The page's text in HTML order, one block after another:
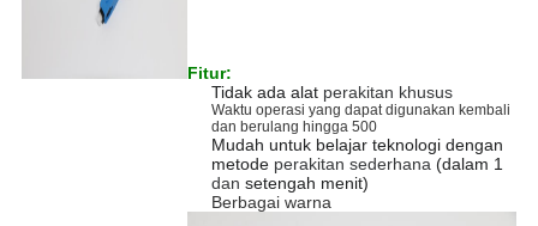
Fitur:
Tidak ada alat perakitan khusus
Waktu operasi yang dapat digunakan kembali
dan berulang hingga 500
Mudah untuk belajar teknologi dengan
metode perakitan sederhana (dalam 1
dan setengah menit)
Berbagai warna